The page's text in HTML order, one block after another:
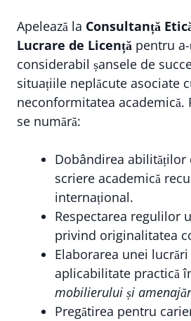
Apelează la Consultanță
Lucrare de Licență pentru
considerabil șansele de
situațiile neplăcute asociate
neconformitatea academică.
se numără:
Dobândirea abilităților
scriere academică
internațional.
Respectarea regulilor
privind originalitatea
Elaborarea unei
aplicabilitate practică
mobilierului și
Pregătirea pentru